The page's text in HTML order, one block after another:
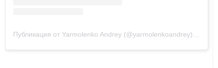
Публикация от Yarmolenko Andrey (@yarmolenkoandrey)25 Окт